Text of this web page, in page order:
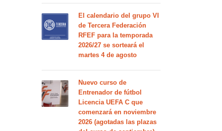
El calendario del grupo VI
de Tercera Federación
RFEF para la temporada
2026/27 se sorteará el
martes 4 de agosto
Nuevo curso de
Entrenador de fútbol
Licencia UEFA C que
comenzará en noviembre
2026 (agotadas las plazas